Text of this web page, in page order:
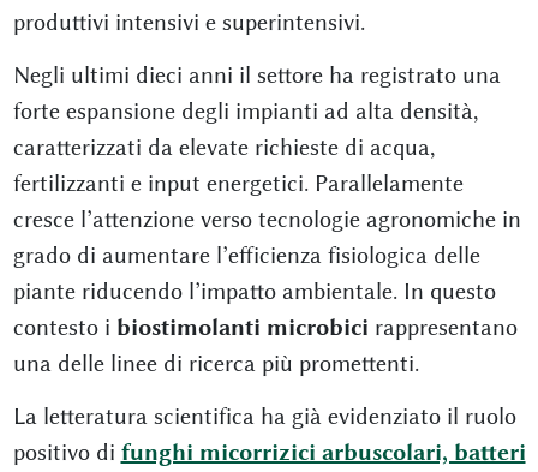
produttivi intensivi e superintensivi.
Negli ultimi dieci anni il settore ha registrato una
forte espansione degli impianti ad alta densità,
caratterizzati da elevate richieste di acqua,
fertilizzanti e input energetici. Parallelamente
cresce l’attenzione verso tecnologie agronomiche in
grado di aumentare l’efficienza fisiologica delle
piante riducendo l’impatto ambientale. In questo
contesto i biostimolanti microbici rappresentano
una delle linee di ricerca più promettenti.
La letteratura scientifica ha già evidenziato il ruolo
positivo di funghi micorrizici arbuscolari, batteri